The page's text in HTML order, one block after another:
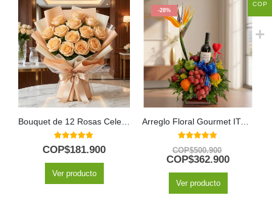
5.00out of 5
COP$181.900
Ver producto
-28%
Arreglo Floral Gourmet ITALINA con Vino y Frutas Exóticas 🍷
5.00
COP$500.900
COP$362.900
Ver producto
COP